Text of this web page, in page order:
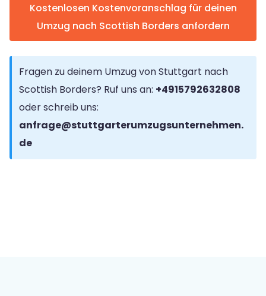
Kostenlosen Kostenvoranschlag für deinen
Umzug nach Scottish Borders anfordern
Fragen zu deinem Umzug von Stuttgart nach
Scottish Borders? Ruf uns an: +4915792632808
oder schreib uns:
anfrage@stuttgarterumzugsunternehmen.
de